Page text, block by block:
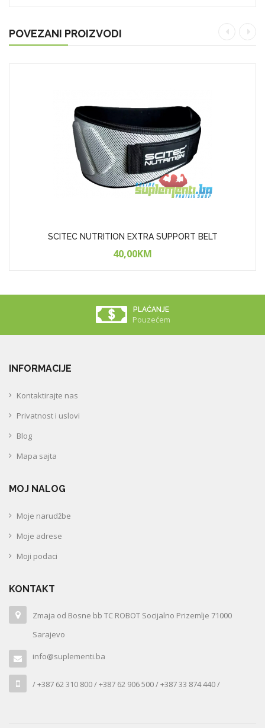
POVEZANI PROIZVODI
SCITEC NUTRITION EXTRA SUPPORT BELT
40,00KM
PLAĆANJE
Pouzećem
INFORMACIJE
Kontaktirajte nas
Privatnost i uslovi
Blog
Mapa sajta
MOJ NALOG
Moje narudžbe
Moje adrese
Moji podaci
KONTAKT
Zmaja od Bosne bb TC ROBOT Socijalno Prizemlje 71000
Sarajevo
info@suplementi.ba
/ +387 62 310 800 / +387 62 906 500 / +387 33 874 440 /